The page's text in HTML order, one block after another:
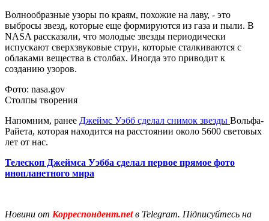
Волнообразные узоры по краям, похожие на лаву, - это
выбросы звезд, которые еще формируются из газа и пыли. В
NASA рассказали, что молодые звезды периодически
испускают сверхзвуковые струи, которые сталкиваются с
облаками вещества в столбах. Иногда это приводит к
созданию узоров.
Фото: nasa.gov
Столпы творения
Напомним, ранее Джеймс Уэбб сделал снимок звезды Вольфа-
Райета, которая находится на расстоянии около 5600 световых
лет от нас.
Телескоп Джеймса Уэбба сделал первое прямое фото
инопланетного мира
Новини от Корреспондент.netв Telegram. Підписуйтесь на